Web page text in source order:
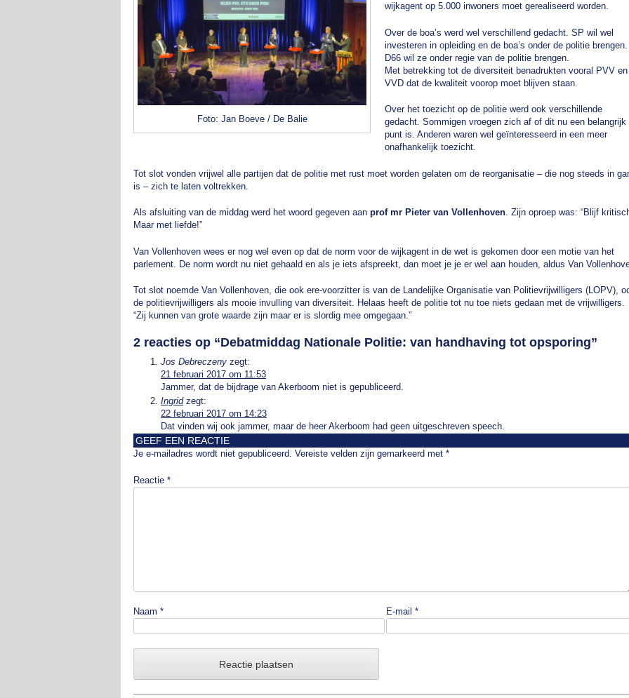
Foto: Jan Boeve / De Balie
wijkagent op 5.000 inwoners moet gerealiseerd worden.
Over de boa’s werd wel verschillend gedacht. SP wil wel
investeren in opleiding en de boa’s onder de politie brengen.
D66 wil ze onder regie van de politie brengen.
Met betrekking tot de diversiteit benadrukten vooral PVV en
VVD dat de kwaliteit voorop moet blijven staan.
Over het toezicht op de politie werd ook verschillende
gedacht. Sommigen vroegen zich af of dit nu een belangrijk
punt is. Anderen waren wel geïnteresseerd in een meer
onafhankelijk toezicht.
Tot slot vonden vrijwel alle partijen dat de politie met rust moet worden gelaten om de reorganisatie – die nog steeds in
is – zich te laten voltrekken.
Als afsluiting van de middag werd het woord gegeven aan prof mr Pieter van Vollenhoven. Zijn oproep was: “Blijf
Maar met liefde!”
Van Vollenhoven wees er nog wel even op dat de norm voor de wijkagent in de wet is gekomen door een motie van het
parlement. De norm wordt nu niet gehaald en als je iets afspreekt, dan moet je je er wel aan houden, aldus Van
Tot slot noemde Van Vollenhoven, die ook ere-voorzitter is van de Landelijke Organisatie van Politievrijwilligers (LOPV),
de politievrijwilligers als mooie invulling van diversiteit. Helaas heeft de politie tot nu toe niets gedaan met de vrijwilligers.
“Zij kunnen van grote waarde zijn maar er is slordig mee omgegaan.”
2 reacties op “Debatmiddag Nationale Politie: van handhaving tot opsporing”
Jos Debreczeny zegt:
21 februari 2017 om 11:53
Jammer, dat de bijdrage van Akerboom niet is gepubliceerd.
Ingrid zegt:
22 februari 2017 om 14:23
Dat vinden wij ook jammer, maar de heer Akerboom had geen uitgeschreven speech.
GEEF EEN REACTIE
Je e-mailadres wordt niet gepubliceerd. Vereiste velden zijn gemarkeerd met *
Reactie *
Naam * E-mail *